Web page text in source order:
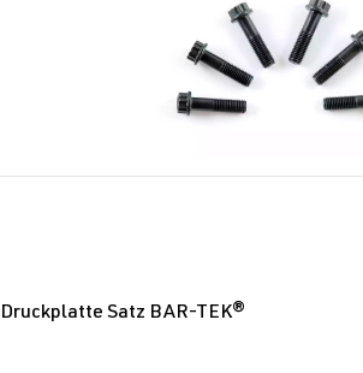
von 5 von 5 Sternen
Satz BAR-TEK®